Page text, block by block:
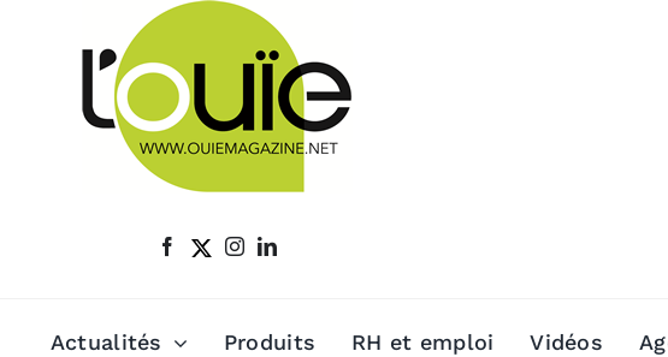
Actualités Produits RH et emploi Vidéos